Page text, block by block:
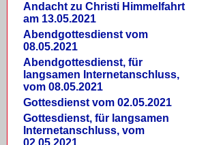
Andacht zu Christi Himmelfahrt
am 13.05.2021
Abendgottesdienst vom
08.05.2021
Abendgottesdienst, für
langsamen Internetanschluss,
vom 08.05.2021
Gottesdienst vom 02.05.2021
Gottesdienst, für langsamen
Internetanschluss, vom